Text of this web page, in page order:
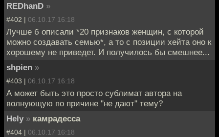
REDhanD »
#402 | 06.10.17 16:18
Лучше б описали *20 признаков женщин, с которой
можно создавать семью*, а то с позиции хейта оно к
хорошему не приведет. И получилось бы смешнее...
shpien »
#403 | 06.10.17 16:18
А может быть это просто сублимат автора на
волнующую по причине "не дают" тему?
Hely » камрадесса
#404 | 06.10.17 16:18